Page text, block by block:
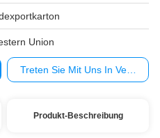
Union
Treten Sie Mit Uns In
Produkt-Beschreibung